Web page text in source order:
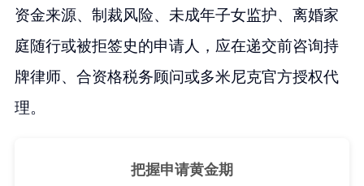
资金来源、制裁风险、未成年子女监护、离婚家
庭随行或被拒签史的申请人，应在递交前咨询持
牌律师、合资格税务顾问或多米尼克官方授权代
理。
把握申请黄金期